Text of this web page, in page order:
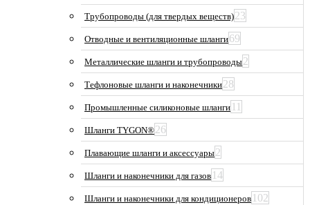
Трубопроводы (для твердых веществ)23
Отводные и вентиляционные шланги69
Металлические шланги и трубопроводы2
Тефлоновые шланги и наконечники28
Промышленные силиконовые шланги 11
Шланги TYGON®26
Плавающие шланги и аксессуары2
Шланги и наконечники для газов 14
Шланги и наконечники для кондиционеров 102